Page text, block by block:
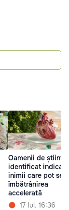
Oamenii de știință
identificat
inimii care pot
îmbătrânirea
accelerată
17 Iul. 16:36